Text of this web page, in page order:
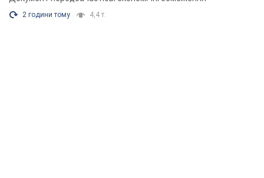
2 години тому 4,4 т.